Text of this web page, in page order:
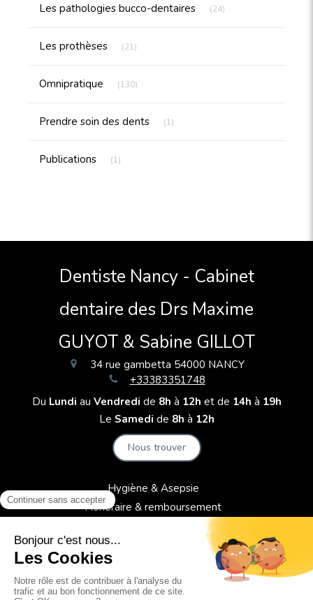
Les pathologies bucco-dentaires (24)
Les prothèses (21)
Omnipratique (130)
Prendre soin des dents (1)
Publications (1)
Dentiste Nancy - Cabinet
dentaire des Drs Maxime
GUYOT & Sabine GILLOT
34 rue gambetta 54000 NANCY
+33383351748
Du Lundi au Vendredi de 8h à 12h et de 14h à 19h
Le Samedi de 8h à 12h
Nous trouver
Hygiène & Asepsie
Honoraire & remboursement
Politique de confidentialité et charte cookie
Conditions Générales Utilisation
Charte déontologique